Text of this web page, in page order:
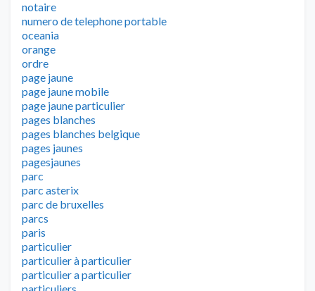
notaire
numero de telephone portable
oceania
orange
ordre
page jaune
page jaune mobile
page jaune particulier
pages blanches
pages blanches belgique
pages jaunes
pagesjaunes
parc
parc asterix
parc de bruxelles
parcs
paris
particulier
particulier à particulier
particulier a particulier